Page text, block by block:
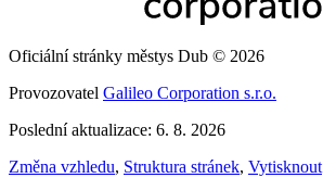
Oficiální stránky městys Dub © 2026
Provozovatel Galileo Corporation s.r.o.
Poslední aktualizace: 6. 8. 2026
Změna vzhledu, Struktura stránek, Vytisknout